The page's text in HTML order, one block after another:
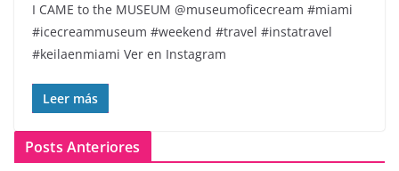
I CAME to the MUSEUM @museumoficecream #miami
#icecreammuseum #weekend #travel #instatravel
#keilaenmiami Ver en Instagram
Leer más
Posts Anteriores